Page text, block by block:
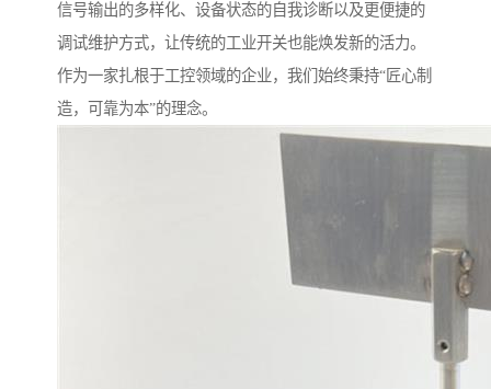
信号输出的多样化、设备状态的自我诊断以及更便捷的
调试维护方式，让传统的工业开关也能焕发新的活力。
作为一家扎根于工控领域的企业，我们始终秉持“匠心制
造，可靠为本”的理念。